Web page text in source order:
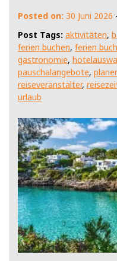
Posted on: 30 Juni 2026
Post Tags: aktivitäten,
ferien buchen, ferien
gastronomie,
pauschalangebote,
reiseveranstalter,
urlaub